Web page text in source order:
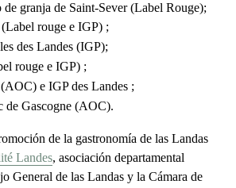
de granja de Saint-Sever (Label Rouge);
rouge e IGP) ;
des Landes (IGP);
rouge e IGP) ;
e IGP des Landes ;
de Gascogne (AOC).
de la gastronomía de las Landas
Landes, asociación departamental
General de las Landas y la Cámara de